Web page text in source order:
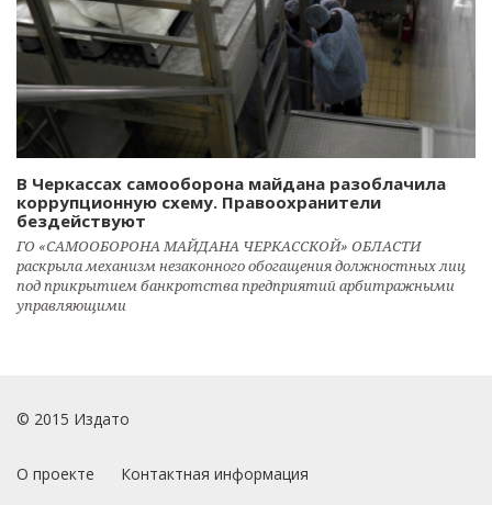
В Черкассах самооборона майдана разоблачила
коррупционную схему. Правоохранители
бездействуют
ГО «САМООБОРОНА МАЙДАНА ЧЕРКАССКОЙ» ОБЛАСТИ
раскрыла механизм незаконного обогащения должностных лиц
под прикрытием банкротства предприятий арбитражными
управляющими
© 2015 Издато
О проекте Контактная информация